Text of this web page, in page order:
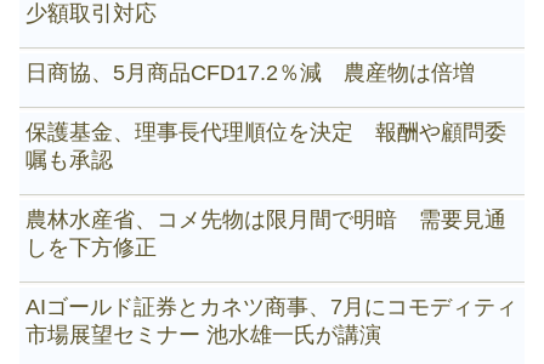
少額取引対応
日商協、5月商品CFD17.2％減 農産物は倍増
保護基金、理事長代理順位を決定 報酬や顧問委
嘱も承認
農林水産省、コメ先物は限月間で明暗 需要見通
しを下方修正
AIゴールド証券とカネツ商事、7月にコモディティ
市場展望セミナー 池水雄一氏が講演